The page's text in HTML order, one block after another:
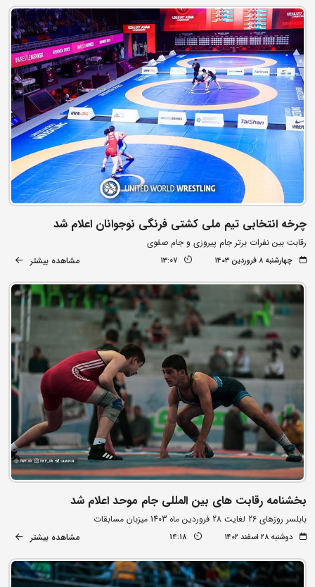
چرخه انتخابی تیم ملی کشتی فرنگی نوجوانان اعلام شد
رقابت بین نفرات برتر جام پیروزی و جام صفوی
چهارشنبه ۸ فروردین ۱۴۰۳ 13:07 مشاهده بیشتر
بخشنامه رقابت های بین المللی جام موحد اعلام شد
بابلسر روزهای 26 لغایت 28 فروردین ماه 1403 میزبان مسابقات
دوشنبه ۲۸ اسفند ۱۴۰۲ 14:18 مشاهده بیشتر